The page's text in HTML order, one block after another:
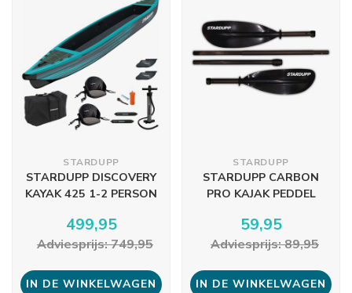
STARDUPP
STARDUPP DISCOVERY
KAYAK 425 1-2 PERSON
499,95
Adviesprijs: 749,95
IN DE WINKELWAGEN
STARDUPP
STARDUPP CARBON
PRO KAJAK PEDDEL
59,95
Adviesprijs: 89,95
IN DE WINKELWAGEN